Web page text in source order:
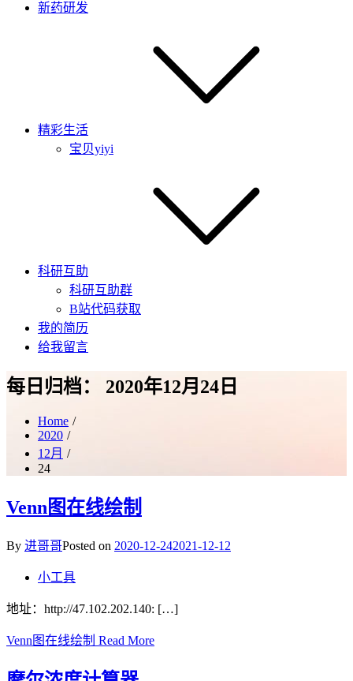
新药研发
精彩生活
宝贝yiyi
科研互助
科研互助群
B站代码获取
我的简历
给我留言
每日归档： 2020年12月24日
Home
2020
12月
24
Venn图在线绘制
By 进哥哥Posted on 2020-12-242021-12-12
小工具
地址：http://47.102.202.140: […]
Venn图在线绘制 Read More